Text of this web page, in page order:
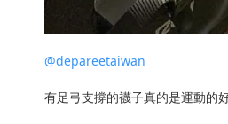
@depareetaiwan
有足弓支撐的襪子真的是運動的